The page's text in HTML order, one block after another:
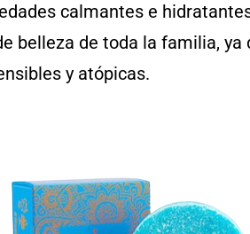
calmantes e
belleza de toda la familia, ya
y atópicas.